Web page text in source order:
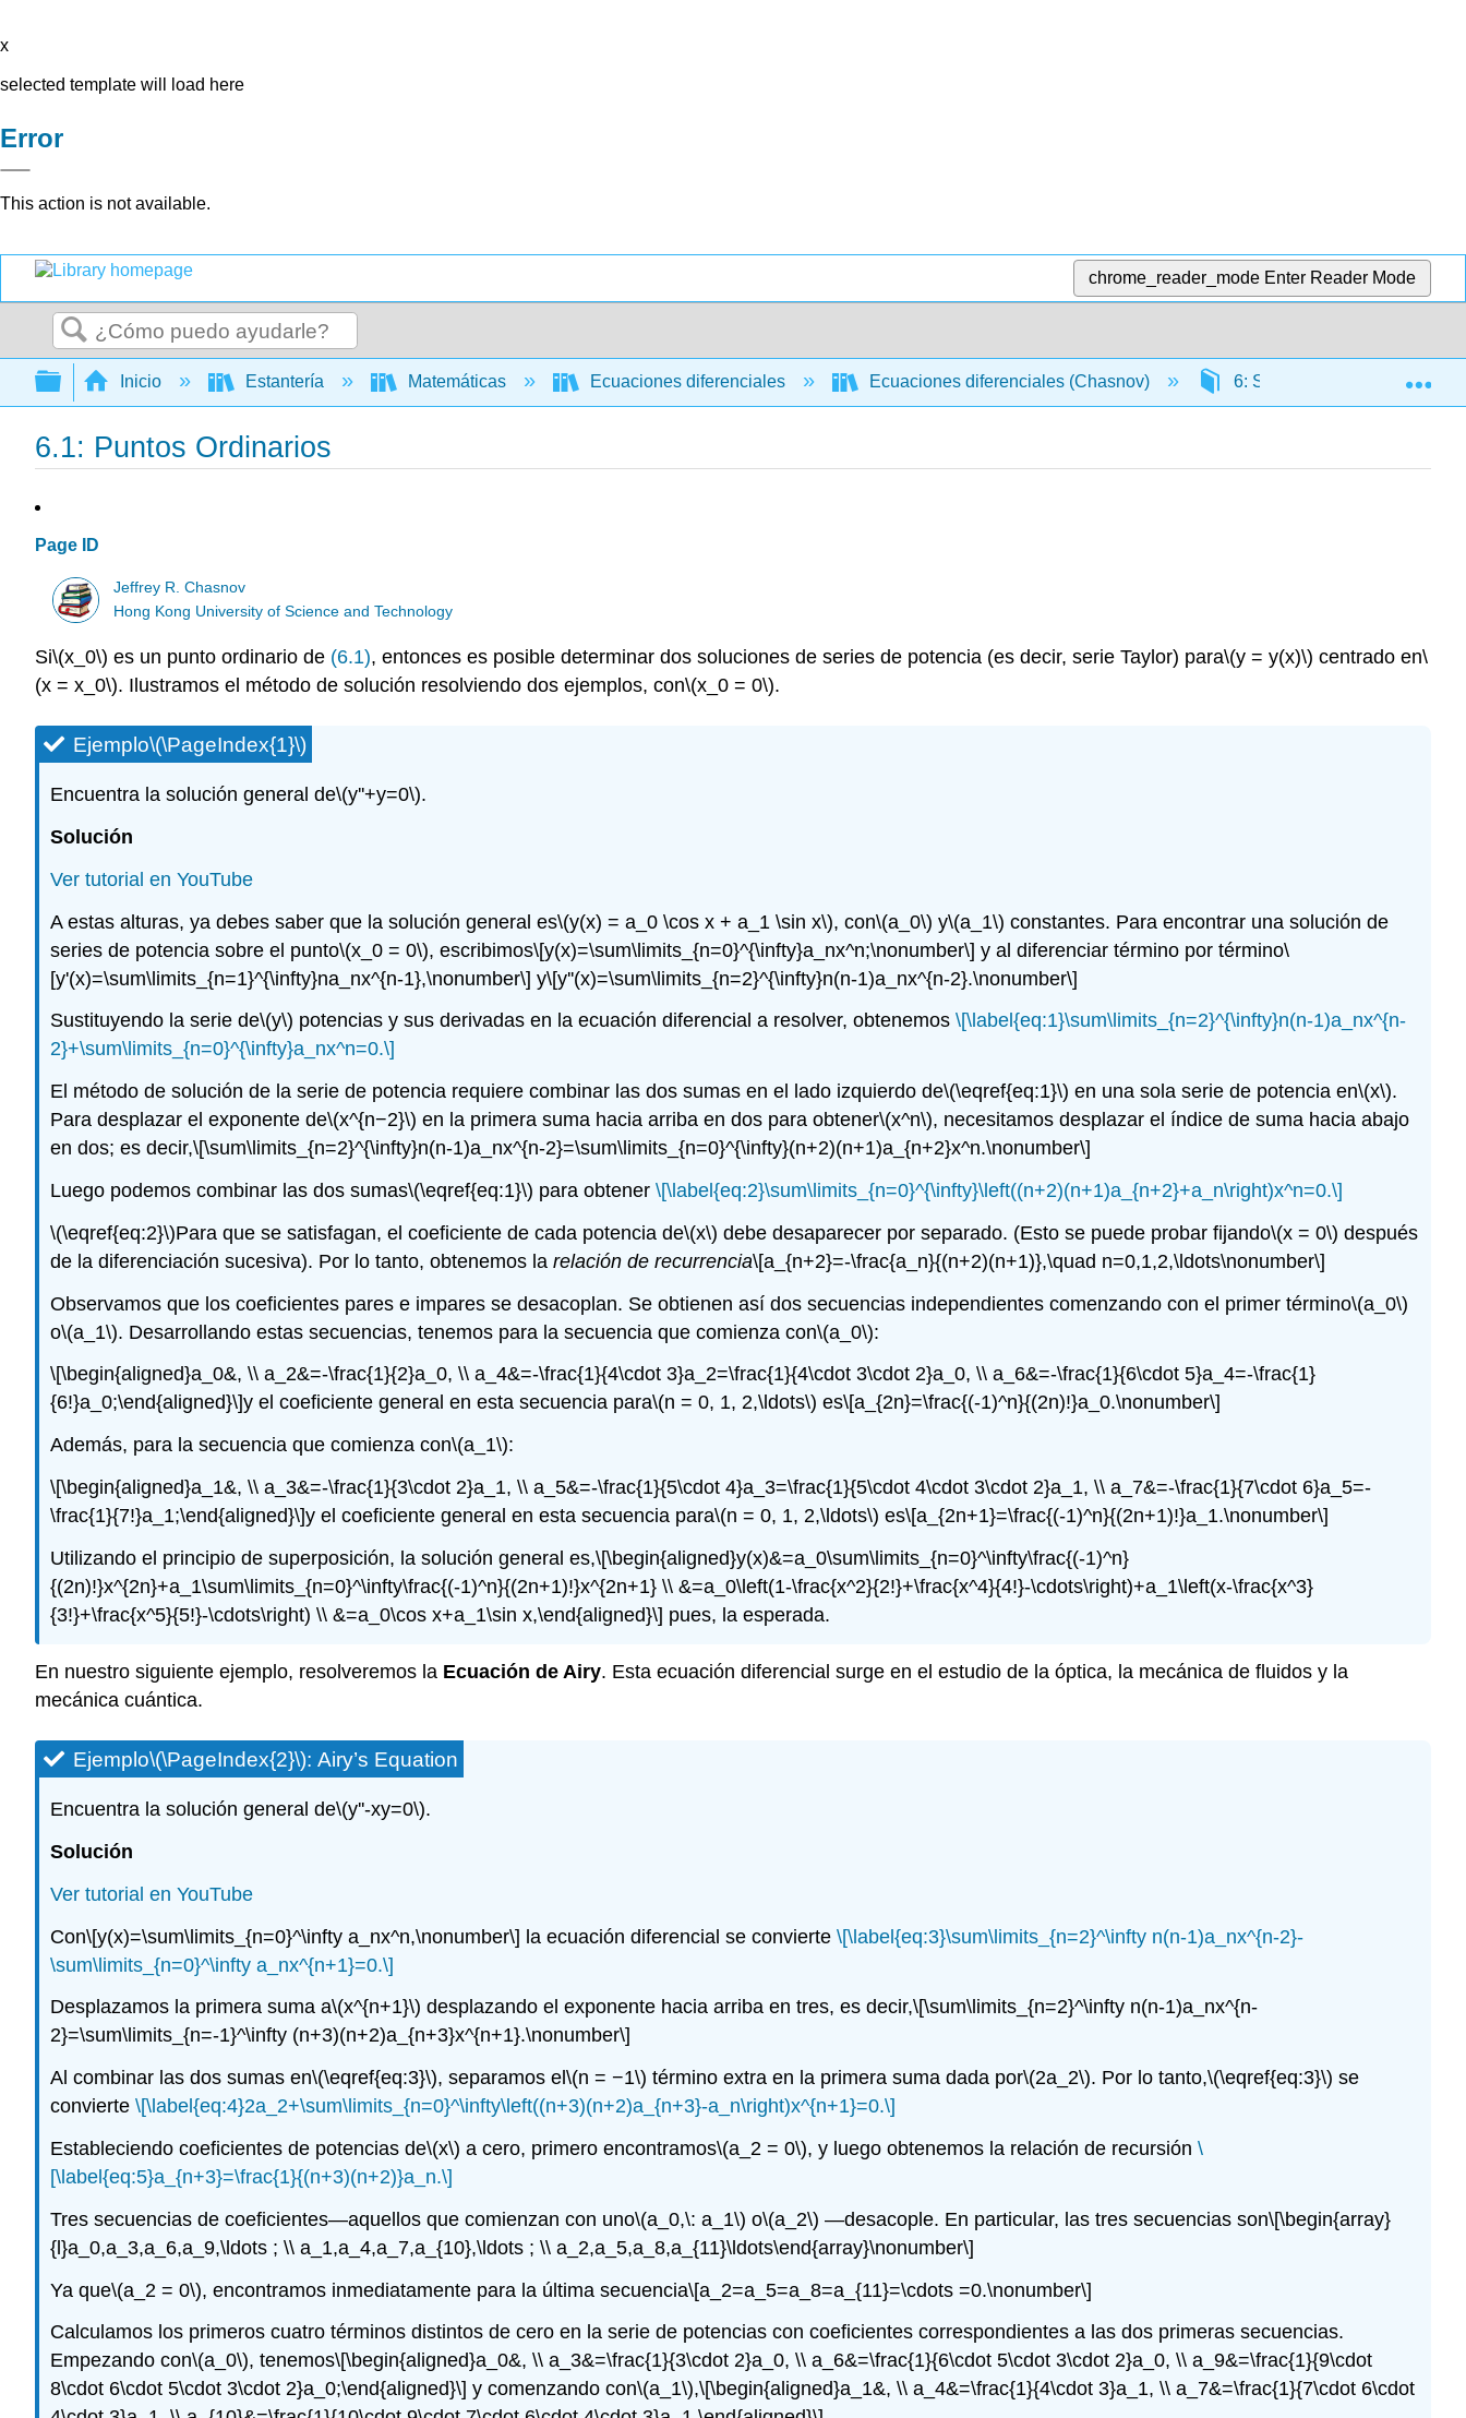
x
selected template will load here
Error
This action is not available.
chrome_reader_mode Enter Reader Mode
Buscar
Expandir/contraer jerarquía global
Inicio Estantería Matemáticas Ecuaciones diferenciales Ecuaciones diferenciales (Chasnov) 6: Soluciones en serie
6.1: Puntos Ordinarios
Page ID
Jeffrey R. Chasnov
Hong Kong University of Science and Technology
Si\(x_0\) es un punto ordinario de (6.1), entonces es posible determinar dos soluciones de series de potencia (es decir, serie Taylor) para\(y = y(x)\) centrado en\
(x = x_0\). Ilustramos el método de solución resolviendo dos ejemplos, con\(x_0 = 0\).
Ejemplo\(\PageIndex{1}\)
Encuentra la solución general de\(y''+y=0\).
Solución
Ver tutorial en YouTube
A estas alturas, ya debes saber que la solución general es\(y(x) = a_0 \cos x + a_1 \sin x\), con\(a_0\) y\(a_1\) constantes. Para encontrar una solución de
series de potencia sobre el punto\(x_0 = 0\), escribimos\[y(x)=\sum\limits_{n=0}^{\infty}a_nx^n;\nonumber\] y al diferenciar término por término\
[y'(x)=\sum\limits_{n=1}^{\infty}na_nx^{n-1},\nonumber\] y\[y''(x)=\sum\limits_{n=2}^{\infty}n(n-1)a_nx^{n-2}.\nonumber\]
Sustituyendo la serie de\(y\) potencias y sus derivadas en la ecuación diferencial a resolver, obtenemos \[\label{eq:1}\sum\limits_{n=2}^{\infty}n(n-1)a_nx^{n-
2}+\sum\limits_{n=0}^{\infty}a_nx^n=0.\]
El método de solución de la serie de potencia requiere combinar las dos sumas en el lado izquierdo de\(\eqref{eq:1}\) en una sola serie de potencia en\(x\).
Para desplazar el exponente de\(x^{n−2}\) en la primera suma hacia arriba en dos para obtener\(x^n\), necesitamos desplazar el índice de suma hacia abajo
en dos; es decir,\[\sum\limits_{n=2}^{\infty}n(n-1)a_nx^{n-2}=\sum\limits_{n=0}^{\infty}(n+2)(n+1)a_{n+2}x^n.\nonumber\]
Luego podemos combinar las dos sumas\(\eqref{eq:1}\) para obtener \[\label{eq:2}\sum\limits_{n=0}^{\infty}\left((n+2)(n+1)a_{n+2}+a_n\right)x^n=0.\]
\(\eqref{eq:2}\)Para que se satisfagan, el coeficiente de cada potencia de\(x\) debe desaparecer por separado. (Esto se puede probar fijando\(x = 0\) después
de la diferenciación sucesiva). Por lo tanto, obtenemos la relación de recurrencia\[a_{n+2}=-\frac{a_n}{(n+2)(n+1)},\quad n=0,1,2,\ldots\nonumber\]
Observamos que los coeficientes pares e impares se desacoplan. Se obtienen así dos secuencias independientes comenzando con el primer término\(a_0\)
o\(a_1\). Desarrollando estas secuencias, tenemos para la secuencia que comienza con\(a_0\):
\[\begin{aligned}a_0&, \\ a_2&=-\frac{1}{2}a_0, \\ a_4&=-\frac{1}{4\cdot 3}a_2=\frac{1}{4\cdot 3\cdot 2}a_0, \\ a_6&=-\frac{1}{6\cdot 5}a_4=-\frac{1}
{6!}a_0;\end{aligned}\]y el coeficiente general en esta secuencia para\(n = 0, 1, 2,\ldots\) es\[a_{2n}=\frac{(-1)^n}{(2n)!}a_0.\nonumber\]
Además, para la secuencia que comienza con\(a_1\):
\[\begin{aligned}a_1&, \\ a_3&=-\frac{1}{3\cdot 2}a_1, \\ a_5&=-\frac{1}{5\cdot 4}a_3=\frac{1}{5\cdot 4\cdot 3\cdot 2}a_1, \\ a_7&=-\frac{1}{7\cdot 6}a_5=-
\frac{1}{7!}a_1;\end{aligned}\]y el coeficiente general en esta secuencia para\(n = 0, 1, 2,\ldots\) es\[a_{2n+1}=\frac{(-1)^n}{(2n+1)!}a_1.\nonumber\]
Utilizando el principio de superposición, la solución general es,\[\begin{aligned}y(x)&=a_0\sum\limits_{n=0}^\infty\frac{(-1)^n}
{(2n)!}x^{2n}+a_1\sum\limits_{n=0}^\infty\frac{(-1)^n}{(2n+1)!}x^{2n+1} \\ &=a_0\left(1-\frac{x^2}{2!}+\frac{x^4}{4!}-\cdots\right)+a_1\left(x-\frac{x^3}
{3!}+\frac{x^5}{5!}-\cdots\right) \\ &=a_0\cos x+a_1\sin x,\end{aligned}\] pues, la esperada.
En nuestro siguiente ejemplo, resolveremos la Ecuación de Airy. Esta ecuación diferencial surge en el estudio de la óptica, la mecánica de fluidos y la
mecánica cuántica.
Ejemplo\(\PageIndex{2}\): Airy’s Equation
Encuentra la solución general de\(y''-xy=0\).
Solución
Ver tutorial en YouTube
Con\[y(x)=\sum\limits_{n=0}^\infty a_nx^n,\nonumber\] la ecuación diferencial se convierte \[\label{eq:3}\sum\limits_{n=2}^\infty n(n-1)a_nx^{n-2}-
\sum\limits_{n=0}^\infty a_nx^{n+1}=0.\]
Desplazamos la primera suma a\(x^{n+1}\) desplazando el exponente hacia arriba en tres, es decir,\[\sum\limits_{n=2}^\infty n(n-1)a_nx^{n-
2}=\sum\limits_{n=-1}^\infty (n+3)(n+2)a_{n+3}x^{n+1}.\nonumber\]
Al combinar las dos sumas en\(\eqref{eq:3}\), separamos el \(n = −1\) término extra en la primera suma dada por\(2a_2\). Por lo tanto,\(\eqref{eq:3}\) se
convierte \[\label{eq:4}2a_2+\sum\limits_{n=0}^\infty\left((n+3)(n+2)a_{n+3}-a_n\right)x^{n+1}=0.\]
Estableciendo coeficientes de potencias de\(x\) a cero, primero encontramos\(a_2 = 0\), y luego obtenemos la relación de recursión \
[\label{eq:5}a_{n+3}=\frac{1}{(n+3)(n+2)}a_n.\]
Tres secuencias de coeficientes—aquellos que comienzan con uno\(a_0,\: a_1\) o\(a_2\) —desacople. En particular, las tres secuencias son\[\begin{array}
{l}a_0,a_3,a_6,a_9,\ldots ; \\ a_1,a_4,a_7,a_{10},\ldots ; \\ a_2,a_5,a_8,a_{11}\ldots\end{array}\nonumber\]
Ya que\(a_2 = 0\), encontramos inmediatamente para la última secuencia\[a_2=a_5=a_8=a_{11}=\cdots =0.\nonumber\]
Calculamos los primeros cuatro términos distintos de cero en la serie de potencias con coeficientes correspondientes a las dos primeras secuencias.
Empezando con\(a_0\), tenemos\[\begin{aligned}a_0&, \\ a_3&=\frac{1}{3\cdot 2}a_0, \\ a_6&=\frac{1}{6\cdot 5\cdot 3\cdot 2}a_0, \\ a_9&=\frac{1}{9\cdot
8\cdot 6\cdot 5\cdot 3\cdot 2}a_0;\end{aligned}\] y comenzando con\(a_1\),\[\begin{aligned}a_1&, \\ a_4&=\frac{1}{4\cdot 3}a_1, \\ a_7&=\frac{1}{7\cdot 6\cdot